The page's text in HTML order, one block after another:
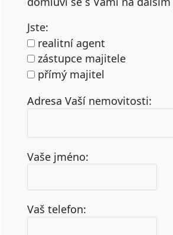
Jste:
realitní agent
zástupce majitele
přímý majitel
Adresa Vaší nemovitosti:
Vaše jméno:
Vaš telefon: